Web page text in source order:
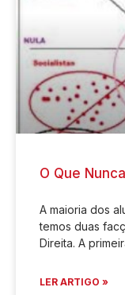
O Que
A maioria dos
temos duas
Direita. A
LER ARTIGO »